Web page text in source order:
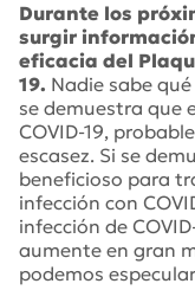
Durante los
surgir
eficacia del
19. Nadie sabe
se demuestra que
COVID-19,
escasez. Si se
beneficioso para
infección con
infección de
aumente en gran
podemos